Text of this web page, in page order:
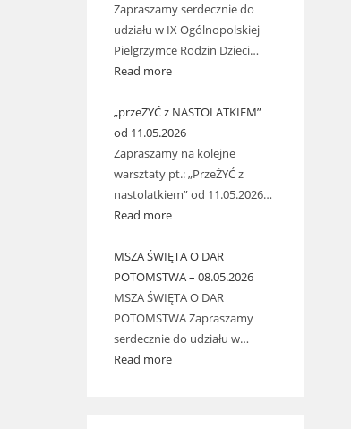
Zapraszamy serdecznie do
udziału w IX Ogólnopolskiej
Pielgrzymce Rodzin Dzieci…
Read more
„przeŻYĆ z NASTOLATKIEM”
od 11.05.2026
Zapraszamy na kolejne
warsztaty pt.: „PrzeŻYĆ z
nastolatkiem” od 11.05.2026…
Read more
MSZA ŚWIĘTA O DAR
POTOMSTWA – 08.05.2026
MSZA ŚWIĘTA O DAR
POTOMSTWA Zapraszamy
serdecznie do udziału w…
Read more